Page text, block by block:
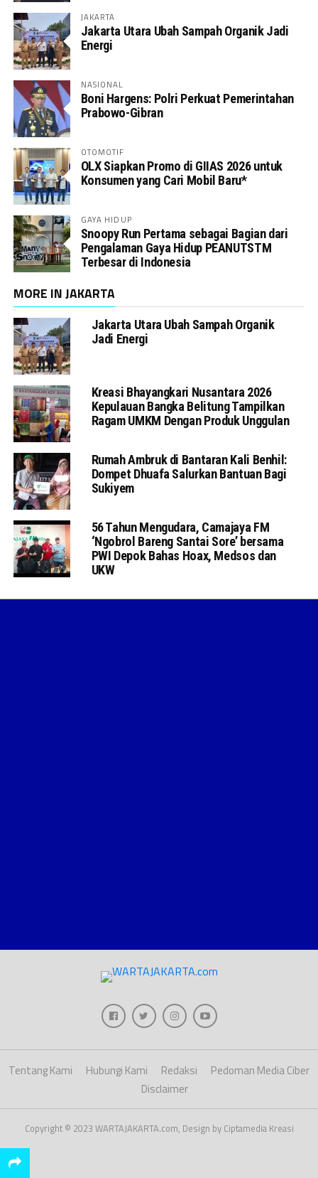
JAKARTA
Jakarta Utara Ubah Sampah Organik Jadi
Energi
NASIONAL
Boni Hargens: Polri Perkuat Pemerintahan
Prabowo-Gibran
OTOMOTIF
OLX Siapkan Promo di GIIAS 2026 untuk
Konsumen yang Cari Mobil Baru*
GAYA HIDUP
Snoopy Run Pertama sebagai Bagian dari
Pengalaman Gaya Hidup PEANUTSTM
Terbesar di Indonesia
MORE IN JAKARTA
Jakarta Utara Ubah Sampah Organik
Jadi Energi
Kreasi Bhayangkari Nusantara 2026
Kepulauan Bangka Belitung Tampilkan
Ragam UMKM Dengan Produk Unggulan
Rumah Ambruk di Bantaran Kali Benhil:
Dompet Dhuafa Salurkan Bantuan Bagi
Sukiyem
56 Tahun Mengudara, Camajaya FM
‘Ngobrol Bareng Santai Sore’ bersama
PWI Depok Bahas Hoax, Medsos dan
UKW
Tentang Kami Hubungi Kami Redaksi
Pedoman Media Ciber
Disclaimer
Copyright © 2023 WARTAJAKARTA.com, Design by Ciptamedia Kreasi